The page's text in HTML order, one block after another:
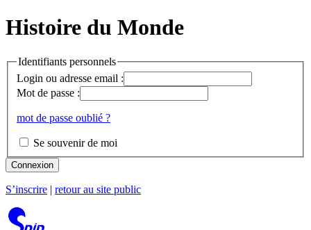
Histoire du Monde
Identifiants personnels
Login ou adresse email :
Mot de passe :
mot de passe oublié ?
Se souvenir de moi
Connexion
S’inscrire retour au site public